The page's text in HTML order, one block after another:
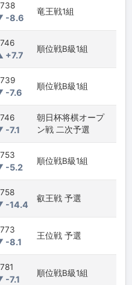
-8.6
竜王戦1組
+7.7
順位戦B級1組
-7.6
順位戦B級1組
-7.1
朝日杯将棋オープ
ン戦 二次予選
-5.2
順位戦B級1組
-14.4
叡王戦 予選
-8.1
王位戦 予選
-7.1
順位戦B級1組